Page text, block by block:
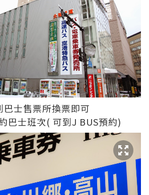
士售票所換票即可
巴士班次( 可到J BUS預約)